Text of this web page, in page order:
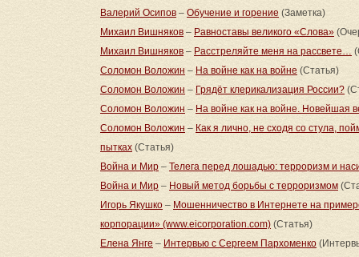
Валерий Осипов – Обучение и горение (Заметка)
Михаил Вишняков – Равноставы великого «Слова»
Михаил Вишняков – Расстреляйте меня на рассвете…
Соломон Воложин – На войне как на войне (Статья)
Соломон Воложин – Грядёт клерикализация России?
Соломон Воложин – На войне как на войне. Новейшая
Соломон Воложин – Как я лично, не сходя со стула,
пытках (Статья)
Война и Мир – Телега перед лошадью: терроризм и
Война и Мир – Новый метод борьбы с терроризмом
Игорь Якушко – Мошенничество в Интернете на
корпорации» (www.eicorporation.com) (Статья)
Елена Янге – Интервью с Сергеем Пархоменко